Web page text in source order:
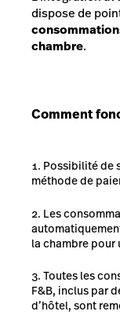
dispose de
chambre.
Comment
Possibilité de
méthode de
Les
la chambre pour
Toutes les
F&B, inclus par
d’hôtel, sont